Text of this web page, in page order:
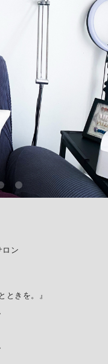
」のご案内
ロン
ときを。』